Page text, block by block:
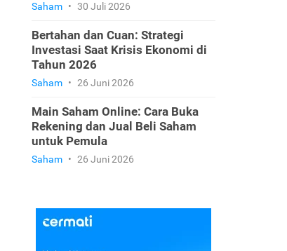
Saham • 30 Juli 2026
Bertahan dan Cuan: Strategi
Investasi Saat Krisis Ekonomi di
Tahun 2026
Saham • 26 Juni 2026
Main Saham Online: Cara Buka
Rekening dan Jual Beli Saham
untuk Pemula
Saham • 26 Juni 2026